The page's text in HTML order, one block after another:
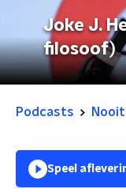
Joke J.
filosoof)
Podcasts
Speel